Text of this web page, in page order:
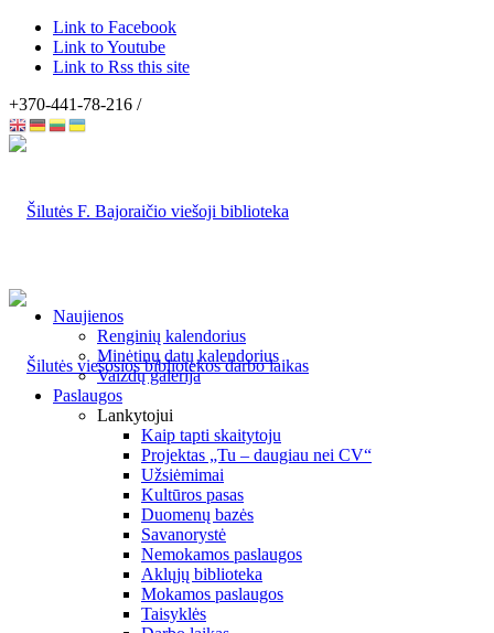
Link to Facebook
Link to Youtube
Link to Rss this site
+370-441-78-216 /
Naujienos
Renginių kalendorius
Minėtinų datų kalendorius
Vaizdų galerija
Paslaugos
Lankytojui
Kaip tapti skaitytoju
Projektas „Tu – daugiau nei CV“
Užsiėmimai
Kultūros pasas
Duomenų bazės
Savanorystė
Nemokamos paslaugos
Aklųjų biblioteka
Mokamos paslaugos
Taisyklės